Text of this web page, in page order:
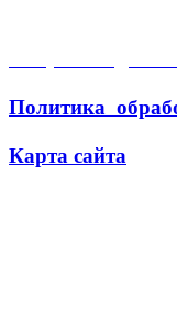
Политика
Карта сайта